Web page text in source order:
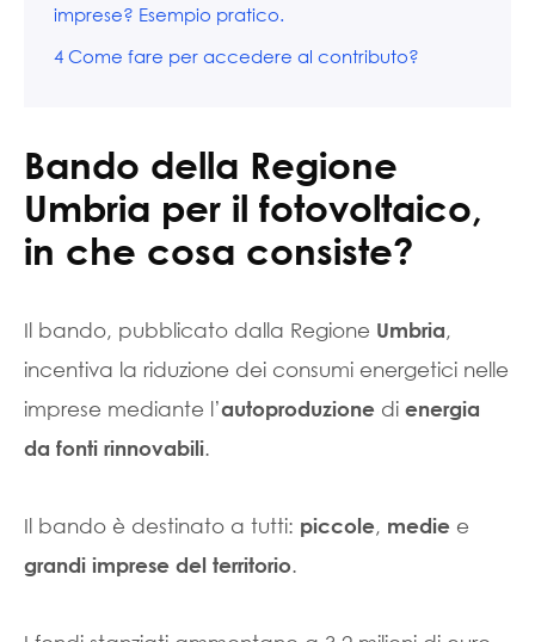
imprese? Esempio pratico.
4 Come fare per accedere al contributo?
Bando della Regione
Umbria per il fotovoltaico,
in che cosa consiste?
Il bando, pubblicato dalla Regione Umbria,
incentiva la riduzione dei consumi energetici nelle
imprese mediante l’autoproduzione di energia
da fonti rinnovabili.
Il bando è destinato a tutti: piccole, medie e
grandi imprese del territorio.